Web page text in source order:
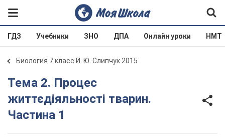
ГДЗ Учебники ЗНО ДПА Онлайн уроки НМТ
Биология 7 класс И. Ю. Слипчук 2015
Тема 2. Процес
життєдіяльності тварин.
Частина 1